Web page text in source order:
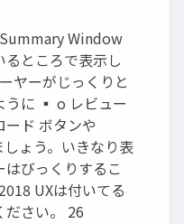
Window
ところで表示し
ヤーがじっくりと
うに ▪ o レビュー
ド ボタンや
ょう。いきなり表
びっくりするこ
UXは付いてる
ださい。 26